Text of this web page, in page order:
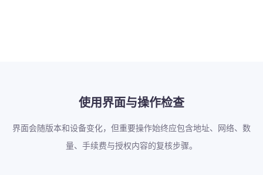
使用界面与操作检查
界面会随版本和设备变化，但重要操作始终应包含地址、网络、数
量、手续费与授权内容的复核步骤。